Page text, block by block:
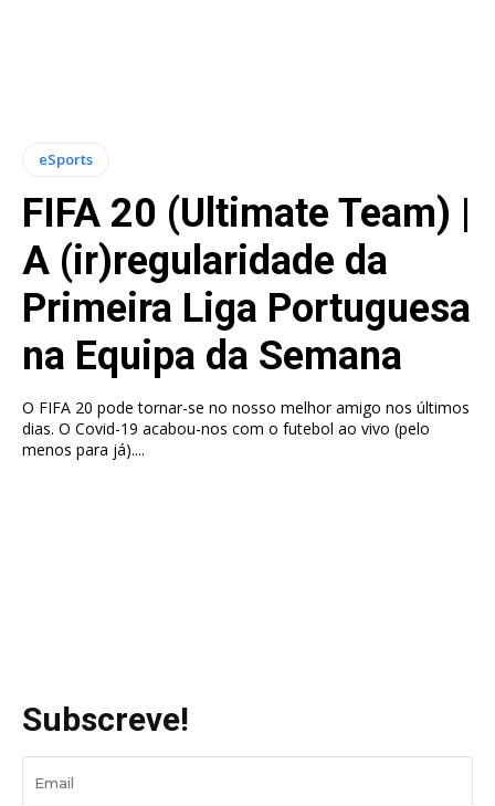
eSports
FIFA 20 (Ultimate Team) |
A (ir)regularidade da
Primeira Liga Portuguesa
na Equipa da Semana
O FIFA 20 pode tornar-se no nosso melhor amigo nos últimos
dias. O Covid-19 acabou-nos com o futebol ao vivo (pelo
menos para já)....
Subscreve!